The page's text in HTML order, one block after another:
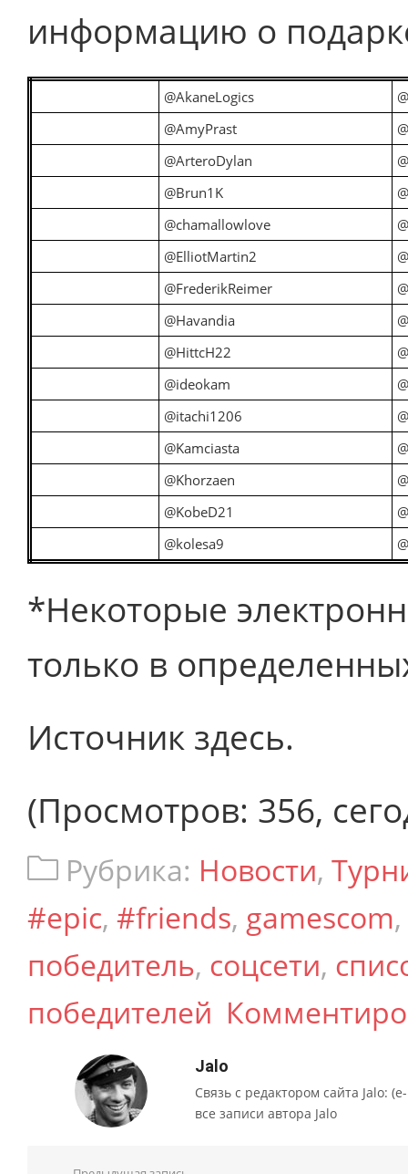
информацию о
@AkaneLogics
@AmyPrast
@ArteroDylan
@Brun1K
@chamallowlove
@ElliotMartin2
@FrederikReimer
@Havandia
@HittcH22
@ideokam
@itachi1206
@Kamciasta
@Khorzaen
@KobeD21
@kolesa9
*Некоторые
только в
Источник здесь.
(Просмотров: 356,
Рубрика: Новости,
#epic, #friends, gamescom,
победитель, соцсети,
победителей
Jalo
Связь с редактором сайта Jalo:
все записи автора Jalo